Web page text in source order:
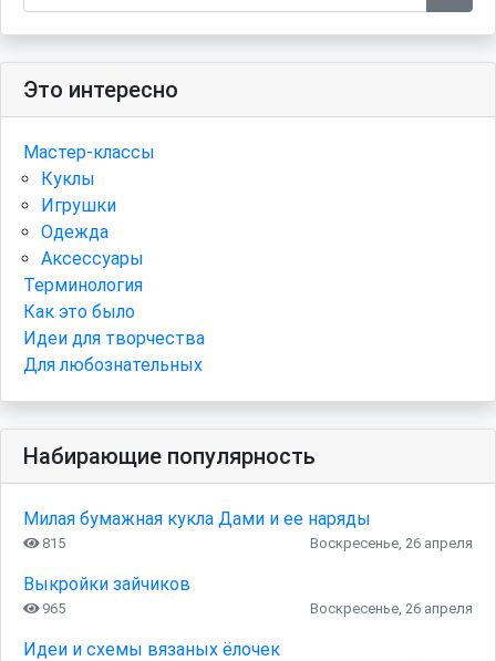
Это интересно
Мастер-классы
Куклы
Игрушки
Одежда
Аксессуары
Терминология
Как это было
Идеи для творчества
Для любознательных
Набирающие популярность
Милая бумажная кукла Дами и ее наряды
815 Воскресенье, 26 апреля
Выкройки зайчиков
965 Воскресенье, 26 апреля
Идеи и схемы вязаных ёлочек